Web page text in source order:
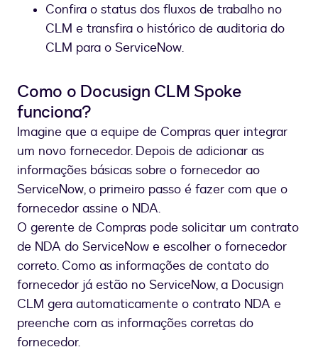
Confira o status dos fluxos de trabalho no
CLM e transfira o histórico de auditoria do
CLM para o ServiceNow.
Como o Docusign CLM Spoke
funciona?
Imagine que a equipe de Compras quer integrar
um novo fornecedor. Depois de adicionar as
informações básicas sobre o fornecedor ao
ServiceNow, o primeiro passo é fazer com que o
fornecedor assine o NDA.
O gerente de Compras pode solicitar um contrato
de NDA do ServiceNow e escolher o fornecedor
correto. Como as informações de contato do
fornecedor já estão no ServiceNow, a Docusign
CLM gera automaticamente o contrato NDA e
preenche com as informações corretas do
fornecedor.